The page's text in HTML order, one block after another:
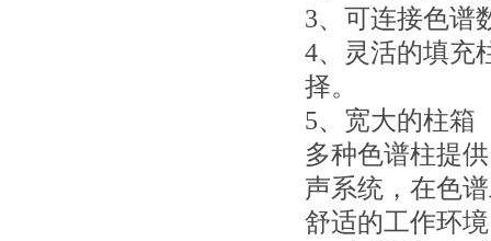
3、可连接色谱
4、灵活的填充
择。
5、宽大的柱箱
多种色谱柱提
声系统，在色
舒适的工作环